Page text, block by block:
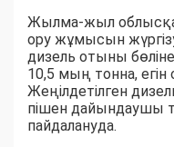
Жылма-жыл облысқа
ору жұмысын
дизель отыны
10,5 мың тонна, егін
Жеңілдетілген
пішен дайындаушы
пайдалануда.